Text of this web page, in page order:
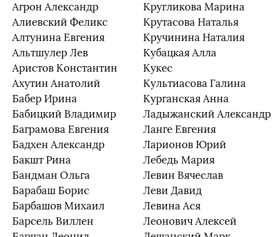
Агрон Александр
Алиевский Феликс
Алтунина Евгения
Альтшулер Лев
Аристов Константин
Ахутин Анатолий
Бабер Ирина
Бабицкий Владимир
Баграмова Евгения
Бадхен Александр
Бакшт Рина
Бандман Ольга
Барабаш Борис
Барбашов Михаил
Барсель Виллен
Кругликова Марина
Крутасова Наталья
Кручинина Наталия
Кубацкая Алла
Кукес
Культиасова Галина
Курганская Анна
Ладыжанский Александр
Ланге Евгения
Ларионов Юрий
Лебедь Мария
Левин Вячеслав
Леви Давид
Левина Ася
Леонович Алексей